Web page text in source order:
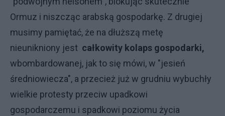
Ormuz i niszcząc arabską gospodarkę. Z drugiej
musimy pamiętać, że na dłuższą metę
nieunikniony jest całkowity kolaps gospodarki,
wbombardowanej, jak to się mówi, w "jesień
średniowiecza", a przecież już w grudniu wybuchły
wielkie protesty przeciw upadkowi
gospodarczemu i spadkowi poziomu życia